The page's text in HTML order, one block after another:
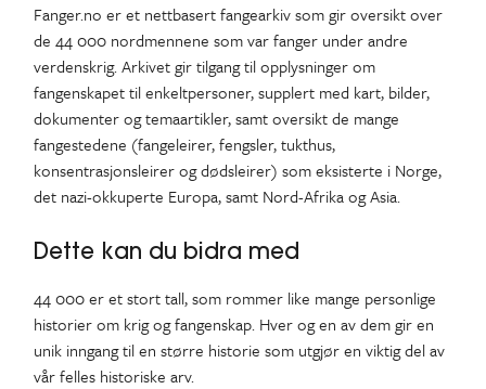
Fanger.no er et nettbasert fangearkiv som gir oversikt over
de 44 000 nordmennene som var fanger under andre
verdenskrig. Arkivet gir tilgang til opplysninger om
fangenskapet til enkeltpersoner, supplert med kart, bilder,
dokumenter og temaartikler, samt oversikt de mange
fangestedene (fangeleirer, fengsler, tukthus,
konsentrasjonsleirer og dødsleirer) som eksisterte i Norge,
det nazi-okkuperte Europa, samt Nord-Afrika og Asia.
Dette kan du bidra med
44 000 er et stort tall, som rommer like mange personlige
historier om krig og fangenskap. Hver og en av dem gir en
unik inngang til en større historie som utgjør en viktig del av
vår felles historiske arv.